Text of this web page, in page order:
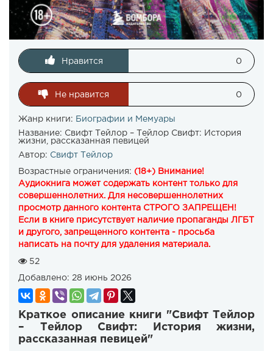
Нравится 0
Не нравится 0
Жанр книги: Биографии и Мемуары
Название: Свифт Тейлор – Тейлор Свифт: История
жизни, рассказанная певицей
Автор: Свифт Тейлор
Возрастные ограничения: (18+) Внимание!
Аудиокнига может содержать контент только для
совершеннолетних. Для несовершеннолетних
просмотр данного контента СТРОГО ЗАПРЕЩЕН!
Если в книге присутствует наличие пропаганды ЛГБТ
и другого, запрещенного контента - просьба
написать на почту для удаления материала.
52
Добавлено: 28 июнь 2026
Краткое описание книги "Свифт Тейлор
– Тейлор Свифт: История жизни,
рассказанная певицей"